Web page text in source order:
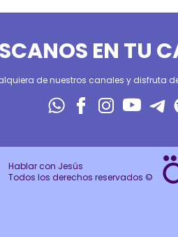
EN TU
de nuestros canales y disfruta
Hablar con Jesús
Todos los derechos reservados ©